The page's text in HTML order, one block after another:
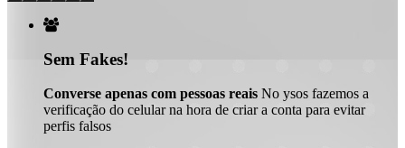

Sem Fakes!
Converse apenas com pessoas reais No ysos fazemos a
verificação do celular na hora de criar a conta para evitar
perfis falsos